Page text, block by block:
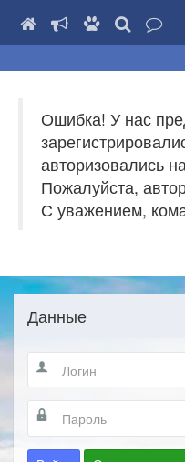
Ошибка! У нас
авторизовались
Пожалуйста,
С уважением,
Данные